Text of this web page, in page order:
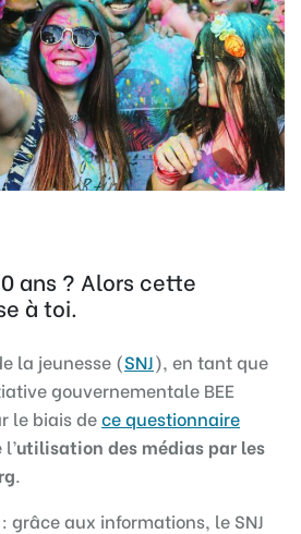
ans ? Alors cette
à toi.
la jeunesse (SNJ), en tant que
gouvernementale BEE
le biais dece questionnaire
utilisation des médias par les
.
grâce aux informations, le SNJ